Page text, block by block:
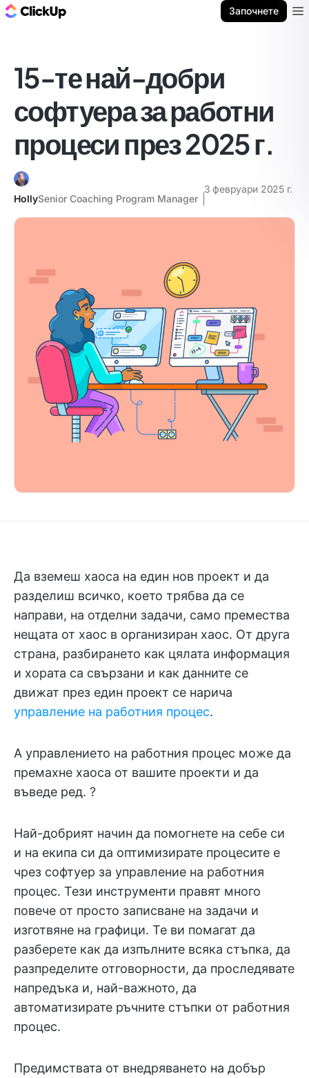
Започнете
15-те най-добри
софтуера за работни
процеси през 2025 г.
HollySenior Coaching Program Manager
3 февруари 2025 г.
Да вземеш хаоса на един нов проект и да
разделиш всичко, което трябва да се
направи, на отделни задачи, само премества
нещата от хаос в организиран хаос. От друга
страна, разбирането как цялата информация
и хората са свързани и как данните се
движат през един проект се нарича
управление на работния процес.
А управлението на работния процес може да
премахне хаоса от вашите проекти и да
въведе ред. ?
Най-добрият начин да помогнете на себе си
и на екипа си да оптимизирате процесите е
чрез софтуер за управление на работния
процес. Тези инструменти правят много
повече от просто записване на задачи и
изготвяне на графици. Те ви помагат да
разберете как да изпълните всяка стъпка, да
разпределите отговорности, да проследявате
напредъка и, най-важното, да
автоматизирате ръчните стъпки от работния
процес.
Предимствата от внедряването на добър